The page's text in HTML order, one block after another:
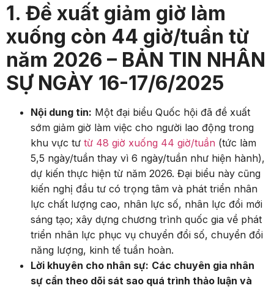
1. Đề xuất giảm giờ làm
xuống còn 44 giờ/tuần từ
năm 2026 – BẢN TIN NHÂN
SỰ NGÀY 16-17/6/2025
Nội dung tin: Một đại biểu Quốc hội đã đề xuất
sớm giảm giờ làm việc cho người lao động trong
khu vực tư từ 48 giờ xuống 44 giờ/tuần (tức làm
5,5 ngày/tuần thay vì 6 ngày/tuần như hiện hành),
dự kiến thực hiện từ năm 2026. Đại biểu này cũng
kiến nghị đầu tư có trọng tâm và phát triển nhân
lực chất lượng cao, nhân lực số, nhân lực đổi mới
sáng tạo; xây dựng chương trình quốc gia về phát
triển nhân lực phục vụ chuyển đổi số, chuyển đổi
năng lượng, kinh tế tuần hoàn.
Lời khuyên cho nhân sự: Các chuyên gia nhân
sự cần theo dõi sát sao quá trình thảo luận và